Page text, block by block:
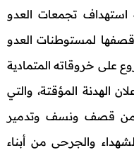
استهداف تجمعات العدو
لمستوطنات العدو
على خروقاته المتمادية
الهدنة المؤقتة، والتي
وجوًا، من قصف ونسف وتدمير
والجرحى من أبناء